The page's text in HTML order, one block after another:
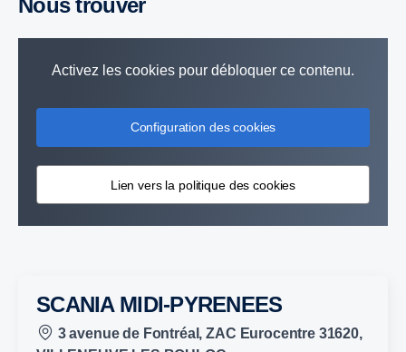
Nous trouver
Activez les cookies pour débloquer ce contenu.
Configuration des cookies
Lien vers la politique des cookies
SCANIA MIDI-PYRENEES
3 avenue de Fontréal, ZAC Eurocentre 31620,